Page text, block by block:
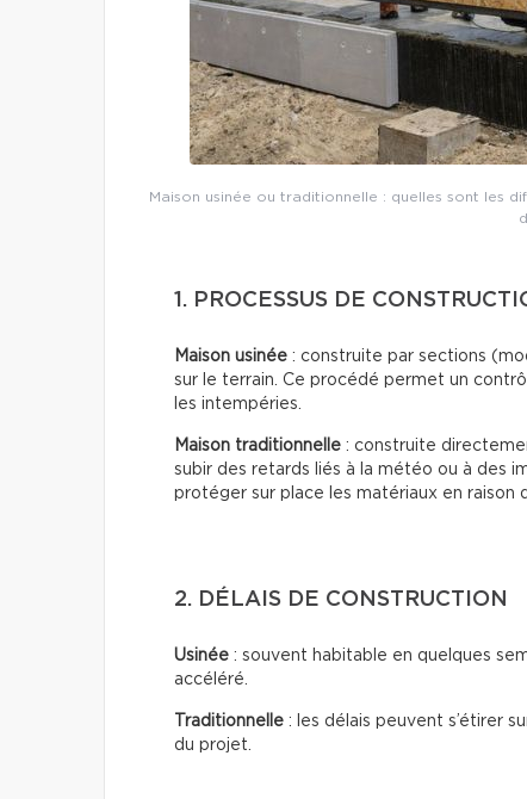
Maison usinée ou traditionnelle : quelles sont les
1. PROCESSUS DE
Maison usinée : construite par sections
sur le terrain. Ce procédé permet un
les intempéries.
Maison traditionnelle : construite
subir des retards liés à la météo ou à des
protéger sur place les matériaux en raison
2. DÉLAIS DE CONSTRUCTION
Usinée : souvent habitable en quelques
accéléré.
Traditionnelle : les délais peuvent s’étirer
du projet.